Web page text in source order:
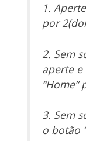
1.
por
2. Sem
aperte
“Home”
3. Sem
o botão